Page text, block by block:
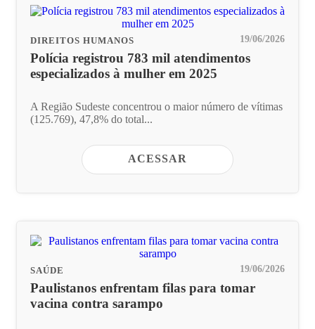
DIREITOS HUMANOS 19/06/2026
Polícia registrou 783 mil atendimentos
especializados à mulher em 2025
A Região Sudeste concentrou o maior número de vítimas
(125.769), 47,8% do total...
ACESSAR
SAÚDE 19/06/2026
Paulistanos enfrentam filas para tomar
vacina contra sarampo